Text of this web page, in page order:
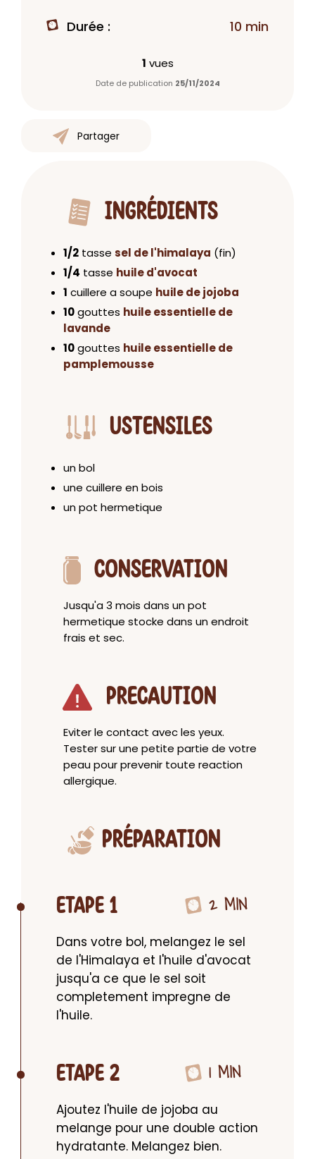
Durée : 10 min
1 vues
Date de publication 25/11/2024
Partager
INGRÉDIENTS
1/2 tasse sel de l'himalaya (fin)
1/4 tasse huile d'avocat
1 cuillere a soupe huile de jojoba
10gouttes huile essentielle de
lavande
10gouttes huile essentielle de
pamplemousse
USTENSILES
un bol
une cuillere en bois
un pot hermetique
CONSERVATION
Jusqu'a 3 mois dans un pot
hermetique stocke dans un endroit
frais et sec.
PRECAUTION
Eviter le contact avec les yeux.
Tester sur une petite partie de votre
peau pour prevenir toute reaction
allergique.
PRÉPARATION
ETAPE 1 2 MIN
Dans votre bol, melangez le sel
de l'Himalaya et l'huile d'avocat
jusqu'a ce que le sel soit
completement impregne de
l'huile.
ETAPE 2 1 MIN
Ajoutez l'huile de jojoba au
melange pour une double action
hydratante. Melangez bien.